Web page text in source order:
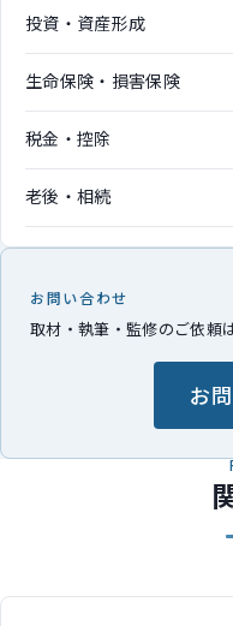
投資・資産形成
生命保険・損害保険
税金・控除
老後・相続
お問い合わせ
取材・執筆・監修のご依頼
お